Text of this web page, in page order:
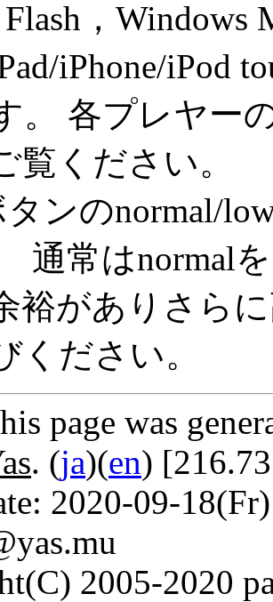
，Windows
iPhone/iPod
。 各プレヤー
覧ください。
ンのnormal/
通常はnormal
裕がありさら
ください。
page was
. (ja)(en)
2020-09-
2005-2020